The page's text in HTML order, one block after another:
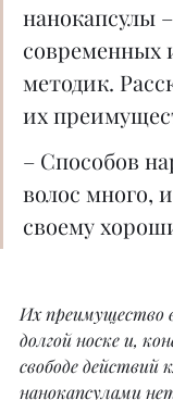
нанокапсулы
современных
методик.
их
– Способов
волос много,
своему
Их преимущество
долгой носке и,
свободе действий
нанокапсулами